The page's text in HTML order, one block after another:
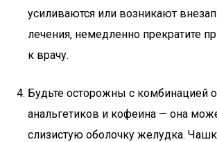
усиливаются или возникают
лечения, немедленно прекратите
к врачу.
Будьте осторожны с комбинацией
анальгетиков и кофеина — она
слизистую оболочку желудка.